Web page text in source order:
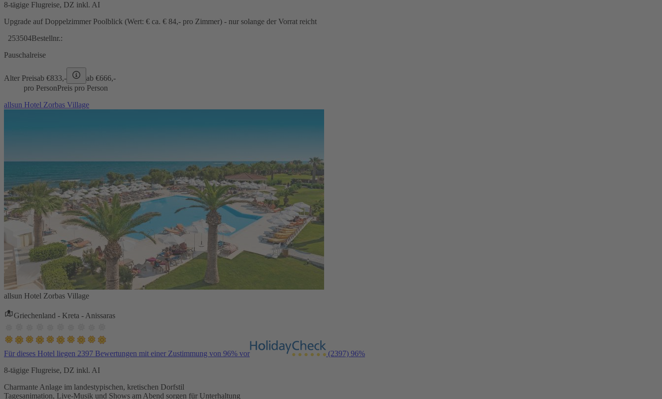
8-tägige Flugreise, DZ inkl. AI
Upgrade auf Doppelzimmer Poolblick (Wert: € ca. € 84,- pro Zimmer) - nur solange der Vorrat reicht
253504Bestellnr.:
Pauschalreise
Alter Preisab €833,- ab €666,-
pro PersonPreis pro Person
allsun Hotel Zorbas Village
allsun Hotel Zorbas Village
Griechenland - Kreta - Anissaras
Für dieses Hotel liegen 2397 Bewertungen mit einer Zustimmung von 96% vor (2397) 96%
8-tägige Flugreise, DZ inkl. AI
Charmante Anlage im landestypischen, kretischen Dorfstil
Tagesanimation, Live-Musik und Shows am Abend sorgen für Unterhaltung